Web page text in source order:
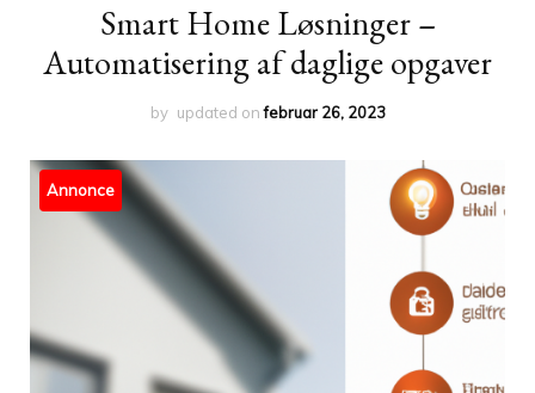
Smart Home Løsninger –
Automatisering af daglige opgaver
by updated onfebruar 26, 2023
Annonce